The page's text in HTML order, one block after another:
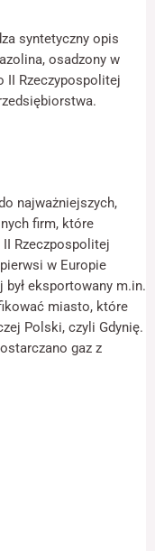
syntetyczny opis
osadzony w
II Rzeczypospolitej
najważniejszych,
firm, które
II Rzeczpospolitej
w Europie
eksportowany m.in.
miasto, które
Polski, czyli Gdynię.
gaz z
i
i ofert.